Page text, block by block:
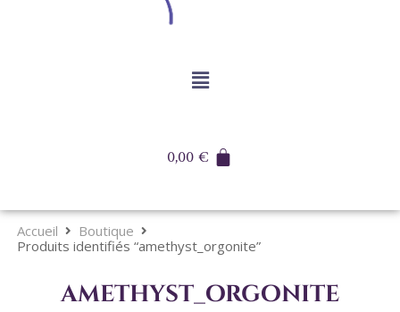
0,00€
Accueil
Boutique
Produits identifiés “amethyst_orgonite”
amethyst_orgonite